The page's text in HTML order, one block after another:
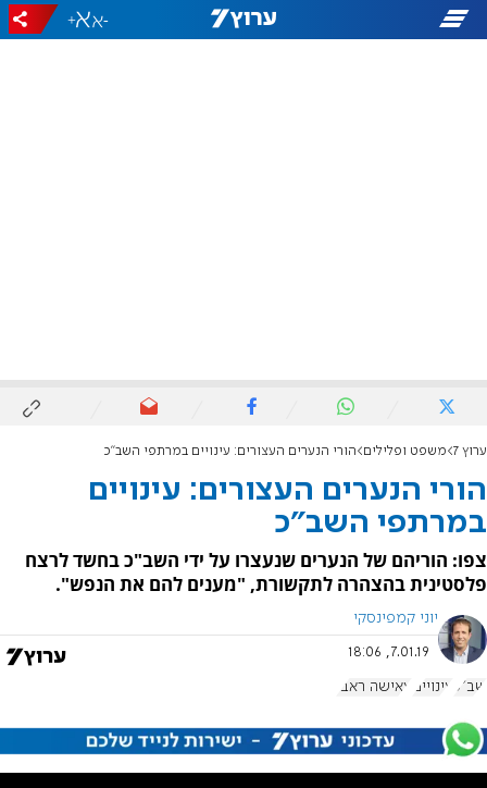
-
+
ערוץ 7 משפט ופלילים הורי הנערים העצורים: עינויים במרתפי השב"כ
הורי הנערים העצורים: עינויים
במרתפי השב"כ
צפו: הוריהם של הנערים שנעצרו על ידי השב"כ בחשד לרצח
פלסטינית בהצהרה לתקשורת, "מענים להם את הנפש".
יוני קמפינסקי
7.01.19, 18:06
שב"כ עינויים עאישה ראבי